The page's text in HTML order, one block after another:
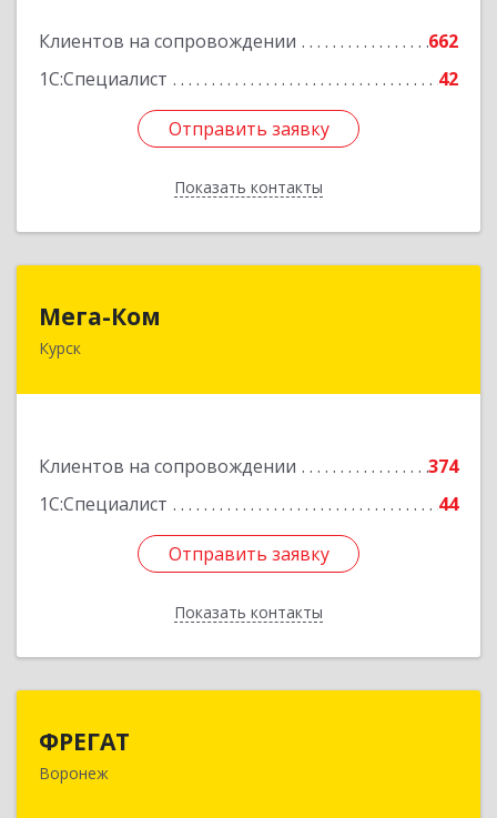
Клиентов на сопровождении
662
1С:Специалист
42
Отправить заявку
Показать контакты
Отправить заявку
Назад
Мега-Ком
Курск
Клиентов на сопровождении
374
1С:Специалист
44
Отправить заявку
Показать контакты
305001, Курская обл, Курск г, Красной Армии ул,
Отправить заявку
Назад
ФРЕГАТ
Воронеж